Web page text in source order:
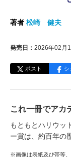
著者 松崎 健夫
発売日： 2026年02月
ポスト シ
これ一冊でアカ
もともとハリウッ
ー賞は、約百年の
※画像は表紙及び帯等、